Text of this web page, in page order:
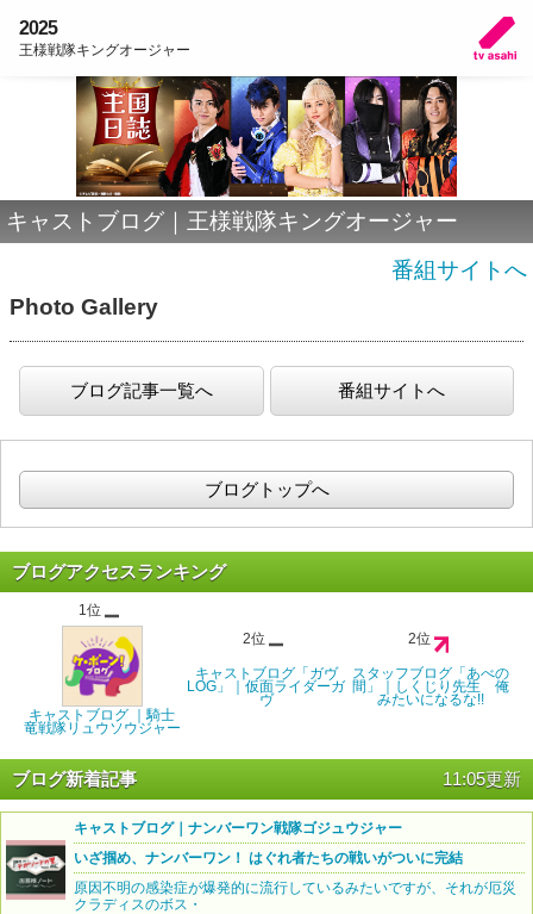
2025
王様戦隊キングオージャー
キャストブログ｜王様戦隊キングオージャー
番組サイトへ
Photo Gallery
ブログ記事一覧へ 番組サイトへ
ブログトップへ
ブログアクセスランキング
1位
キャストブログ ｜騎士
竜戦隊リュウソウジャー
2位
キャストブログ「ガヴ
LOG」｜仮面ライダーガ
ヴ
2位
スタッフブログ「あべの
間」｜しくじり先生 俺
みたいになるな!!
ブログ新着記事 11:05更新
キャストブログ｜ナンバーワン戦隊ゴジュウジャー
いざ掴め、ナンバーワン！ はぐれ者たちの戦いがついに完結
原因不明の感染症が爆発的に流行しているみたいですが、それが厄災
クラディスのボス・